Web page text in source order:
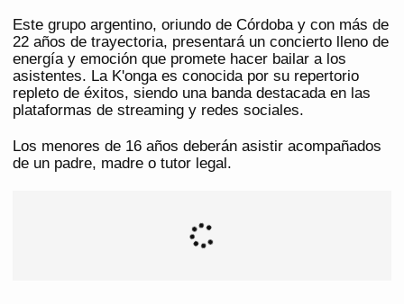
Este grupo argentino, oriundo de Córdoba y con más de
22 años de trayectoria, presentará un concierto lleno de
energía y emoción que promete hacer bailar a los
asistentes. La K'onga es conocida por su repertorio
repleto de éxitos, siendo una banda destacada en las
plataformas de streaming y redes sociales.
Los menores de 16 años deberán asistir acompañados
de un padre, madre o tutor legal.